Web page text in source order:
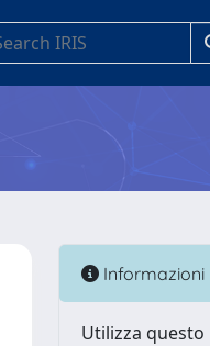
Informazioni
Utilizza